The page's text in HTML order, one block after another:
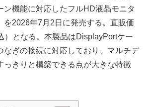
ン機能に対応したフルHD液晶モニタ
を2026年7月2日に発売する。直販価
）となる。本製品はDisplayPortケー
なぎの接続に対応しており、マルチデ
っきりと構築できる点が大きな特徴